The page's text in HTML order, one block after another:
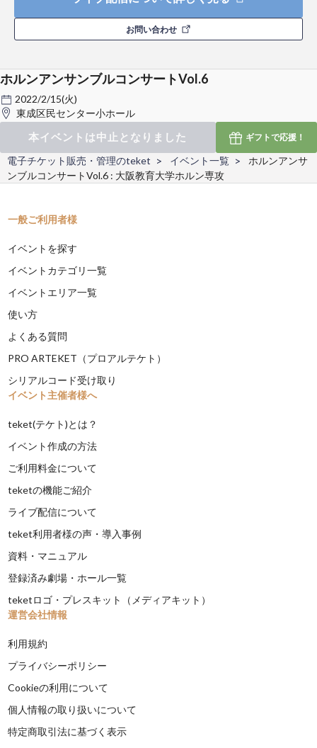
お問い合わせ
ホルンアンサンブルコンサートVol.6
2022/2/15(火)
東成区民センター小ホール
本イベントは中止となりました ギフトで応援！
電子チケット販売・管理のteket イベント一覧
ホルンアンサ
ンブルコンサートVol.6 : 大阪教育大学ホルン専攻
一般ご利用者様
イベントを探す
イベントカテゴリ一覧
イベントエリア一覧
使い方
よくある質問
PRO ARTEKET（プロアルテケト）
シリアルコード受け取り
イベント主催者様へ
teket(テケト)とは？
イベント作成の方法
ご利用料金について
teketの機能ご紹介
ライブ配信について
teket利用者様の声・導入事例
資料・マニュアル
登録済み劇場・ホール一覧
teketロゴ・プレスキット（メディアキット）
運営会社情報
利用規約
プライバシーポリシー
Cookieの利用について
個人情報の取り扱いについて
特定商取引法に基づく表示